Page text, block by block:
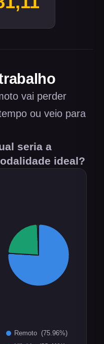
vai perder
ou veio para
seria a
ideal?